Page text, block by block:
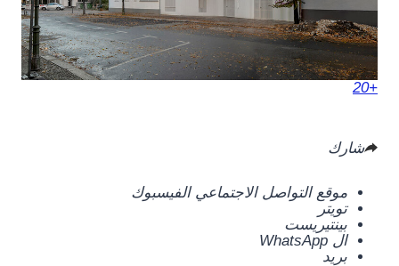
+20
شارك
موقع التواصل الاجتماعي الفيسبوك
تويتر
بينتيريست
ال WhatsApp
بريد